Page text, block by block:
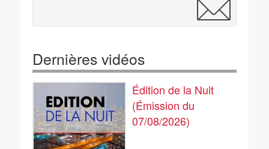
Dernières vidéos
Édition de la Nuit
(Émission du
07/08/2026)